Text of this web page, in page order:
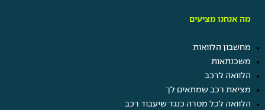
מה אנחנו מציעים
מחשבון הלוואות
משכנתאות
הלוואה לרכב
מציאת רכב שמתאים לך
הלוואה לכל מטרה כנגד שיעבוד רכב